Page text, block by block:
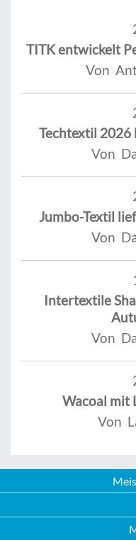
TITK entwickelt
Von
Techtextil
Von
Jumbo-Textil
Von
Intertextile
Von
Wacoal mit
Von